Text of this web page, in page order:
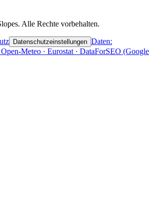
Alle Rechte vorbehalten.
Datenschutzeinstellungen Daten:
Meteo · Eurostat · DataForSEO (Google